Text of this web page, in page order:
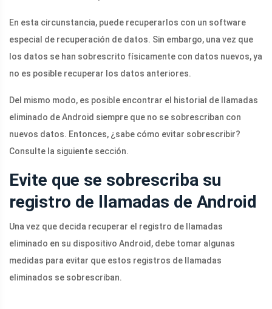
En esta circunstancia, puede recuperarlos con un software
especial de recuperación de datos. Sin embargo, una vez que
los datos se han sobrescrito físicamente con datos nuevos, ya
no es posible recuperar los datos anteriores.
Del mismo modo, es posible encontrar el historial de llamadas
eliminado de Android siempre que no se sobrescriban con
nuevos datos. Entonces, ¿sabe cómo evitar sobrescribir?
Consulte la siguiente sección.
Evite que se sobrescriba su
registro de llamadas de Android
Una vez que decida recuperar el registro de llamadas
eliminado en su dispositivo Android, debe tomar algunas
medidas para evitar que estos registros de llamadas
eliminados se sobrescriban.